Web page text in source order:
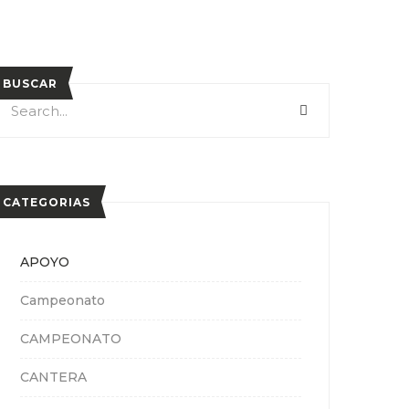
BUSCAR
CATEGORIAS
APOYO
Campeonato
CAMPEONATO
CANTERA